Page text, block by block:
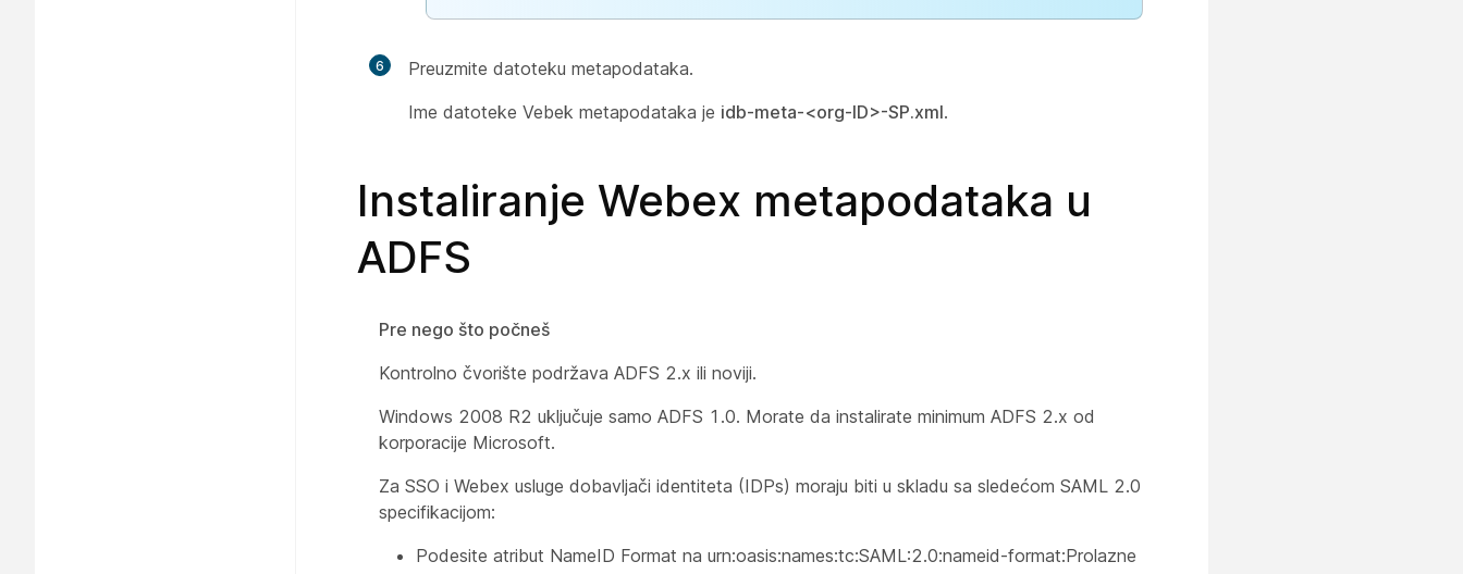
6
Preuzmite datoteku metapodataka.
Ime datoteke Vebek metapodataka je idb-meta-<org-ID>-SP.xml.
Instaliranje Webex metapodataka u
ADFS
Pre nego što počneš
Kontrolno čvorište podržava ADFS 2.x ili noviji.
Windows 2008 R2 uključuje samo ADFS 1.0. Morate da instalirate minimum ADFS 2.x od
korporacije Microsoft.
Za SSO i Webex usluge dobavljači identiteta (IDPs) moraju biti u skladu sa sledećom SAML 2.0
specifikacijom:
Podesite atribut NameID Format na urn:oasis:names:tc:SAML:2.0:nameid-format:Prolazne